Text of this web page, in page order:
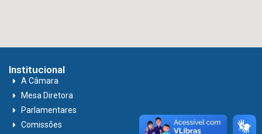
Institucional
A Câmara
Mesa Diretora
Parlamentares
Comissões